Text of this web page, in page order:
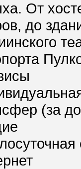
От
до
(за